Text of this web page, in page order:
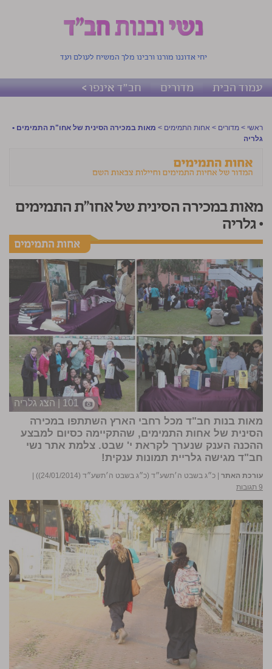
יחי אדוננו מורנו ורבינו מלך המשיח לעולם ועד
עמוד הבית מדורים חב"ד אינפו >
ראשי > מדורים > אחות התמימים > מאות במכירה הסינית של אחו"ת התמימים •
גלריה
מאות במכירה הסינית של אחו"ת התמימים
• גלריה
101 | הצג גלריה
מאות בנות חב"ד מכל רחבי הארץ השתתפו במכירה
הסינית של אחות התמימים, שהתקיימה כסיום למבצע
ההכנה הענק שנערך לקראת י' שבט. צלמת אתר נשי
חב"ד מגישה גלריית תמונות ענקית!
עורכת האתר כ״ג בשבט ה׳תשע״ד (כ״ג בשבט ה׳תשע״ד (24/01/2014))
9 תגובות